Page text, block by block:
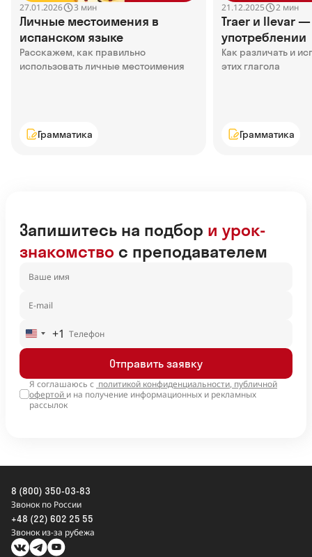
27.01.2026 3 мин
Личные местоимения в
испанском языке
Расскажем, как правильно
использовать личные местоимения
Грамматика
21.12.2025 2 мин
Traer и llevar
употреблении
Как различать и
этих глагола
Грамматика
Запишитесь на подбор и урок-
знакомство с преподавателем
United
States
+1
Отправить заявку
Я соглашаюсь с политикой конфиденциальности, публичной
офертой и на получение информационных и рекламных
рассылок
8 (800) 350-03-83
Звонок по России
+48 (22) 602 25 55
Звонок из-за рубежа